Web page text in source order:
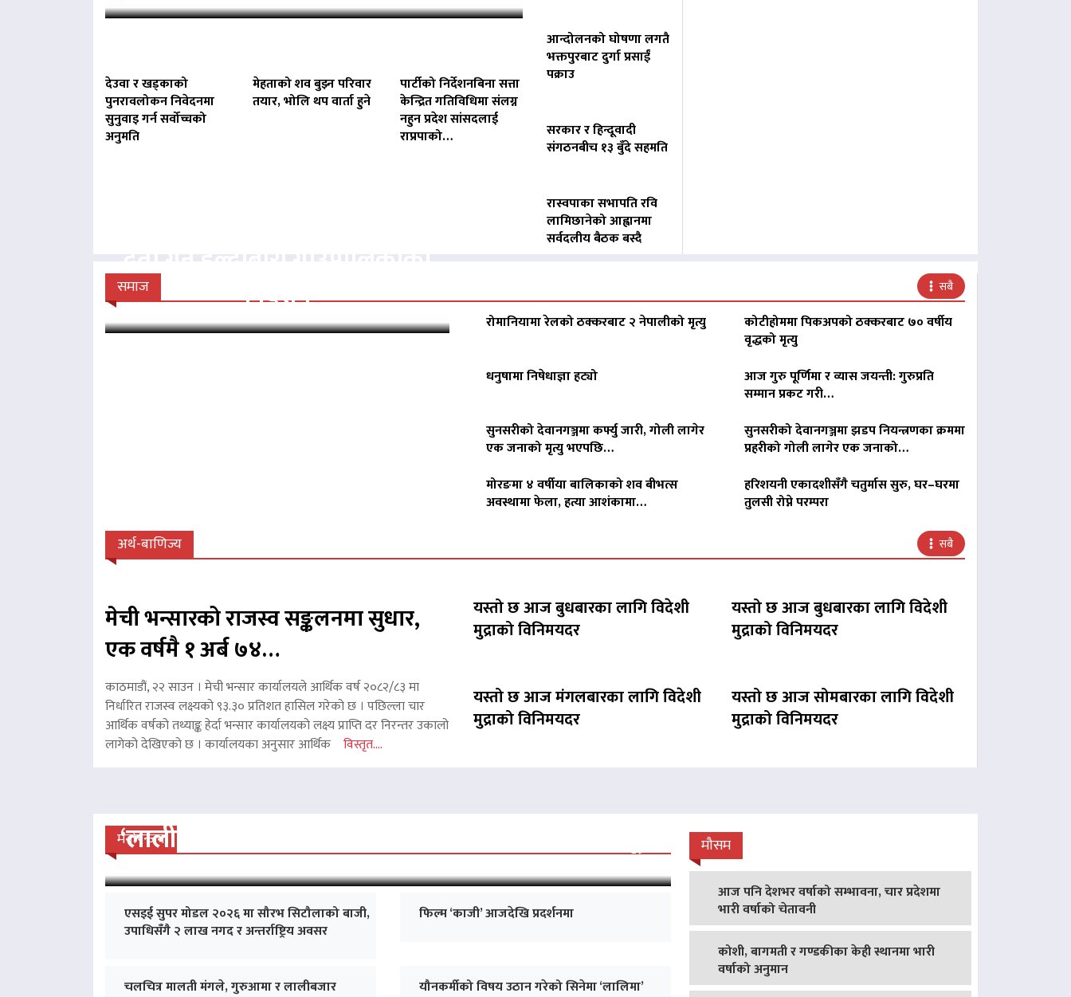
देउवा र खड्काको
पुनरावलोकन निवेदनमा
सुनुवाइ गर्न सर्वोच्चको
अनुमति
मेहताको शव बुझ्न परिवार
तयार, भोलि थप वार्ता हुने
पार्टीको निर्देशनबिना सत्ता
केन्द्रित गतिविधिमा संलग्न
नहुन प्रदेश सांसदलाई
राप्रपाको…
आन्दोलनको घोषणा लगतै
भक्तपुरबाट दुर्गा प्रसाईं
पक्राउ
सरकार र हिन्दूवादी
संगठनबीच १३ बुँदे सहमति
रास्वपाका सभापति रवि
लामिछानेको आह्वानमा
सर्वदलीय बैठक बस्दै
समाज सबै
निर्देशन
रोमानियामा रेलको ठक्करबाट २ नेपालीको मृत्यु
कोटीहोममा पिकअपको ठक्करबाट ७० वर्षीय
वृद्धको मृत्यु
धनुषामा निषेधाज्ञा हट्यो
आज गुरु पूर्णिमा र व्यास जयन्ती: गुरुप्रति
सम्मान प्रकट गरी…
सुनसरीको देवानगञ्जमा कर्फ्यु जारी, गोली लागेर
एक जनाको मृत्यु भएपछि…
सुनसरीको देवानगञ्जमा झडप नियन्त्रणका क्रममा
प्रहरीको गोली लागेर एक जनाको…
मोरङमा ४ वर्षीया बालिकाको शव बीभत्स
अवस्थामा फेला, हत्या आशंकामा…
हरिशयनी एकादशीसँगै चतुर्मास सुरु, घर–घरमा
तुलसी रोप्ने परम्परा
अर्थ-बाणिज्य सबै
मेची भन्सारको राजस्व सङ्कलनमा सुधार,
एक वर्षमै १ अर्ब ७४…
काठमाडौं, २२ साउन । मेची भन्सार कार्यालयले आर्थिक वर्ष २०८२/८३ मा
निर्धारित राजस्व लक्ष्यको ९३.३० प्रतिशत हासिल गरेको छ । पछिल्ला चार
आर्थिक वर्षको तथ्याङ्क हेर्दा भन्सार कार्यालयको लक्ष्य प्राप्ति दर निरन्तर उकालो
लागेको देखिएको छ । कार्यालयका अनुसार आर्थिक विस्तृत....
यस्तो छ आज बुधबारका लागि विदेशी
मुद्राको विनिमयदर
यस्तो छ आज बुधबारका लागि विदेशी
मुद्राको विनिमयदर
यस्तो छ आज मंगलबारका लागि विदेशी
मुद्राको विनिमयदर
यस्तो छ आज सोमबारका लागि विदेशी
मुद्राको विनिमयदर
मनोरन्जन
‘लालीबजार’को सफल यात्रा जारी, प्रदर्शनको ५१औँ दिन पूरा
एसइई सुपर मोडल २०२६ मा सौरभ सिटौलाको बाजी,
उपाधिसँगै २ लाख नगद र अन्तर्राष्ट्रिय अवसर
फिल्म ‘काजी’ आजदेखि प्रदर्शनमा
चलचित्र मालती मंगले, गुरुआमा र लालीबजार
यौनकर्मीको विषय उठान गरेको सिनेमा ‘लालिमा’
मौसम
आज पनि देशभर वर्षाको सम्भावना, चार प्रदेशमा
भारी वर्षाको चेतावनी
कोशी, बागमती र गण्डकीका केही स्थानमा भारी
वर्षाको अनुमान